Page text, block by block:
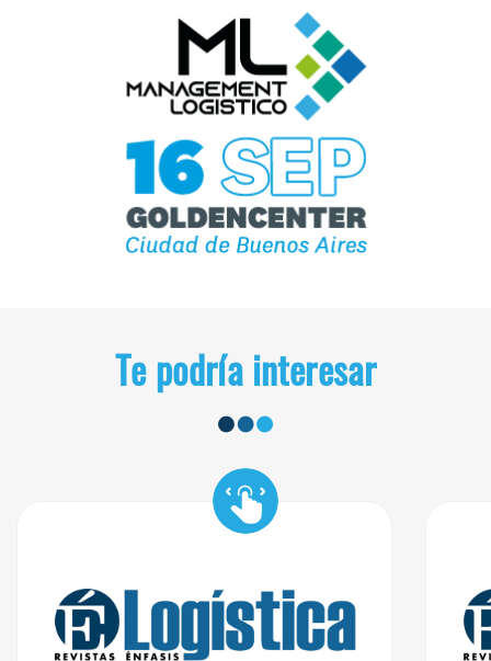
Te podría interesar